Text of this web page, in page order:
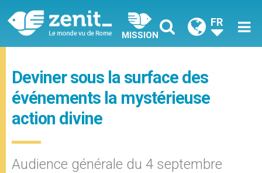
MISSION
FR
Deviner sous la surface des
événements la mystérieuse
action divine
Audience générale du 4 septembre